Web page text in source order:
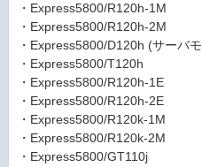
・Express5800/R120h-1M
・Express5800/R120h-2M
・Express5800/D120h (サーバ
・Express5800/T120h
・Express5800/R120h-1E
・Express5800/R120h-2E
・Express5800/R120k-1M
・Express5800/R120k-2M
・Express5800/GT110j